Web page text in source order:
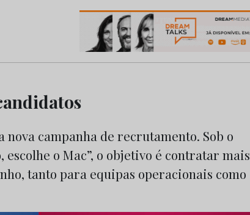
nova campanha de recrutamento. Sob o
escolhe o Mac”, o objetivo é contratar mais
tanto para equipas operacionais como